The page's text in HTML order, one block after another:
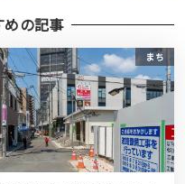
めの記事
まち